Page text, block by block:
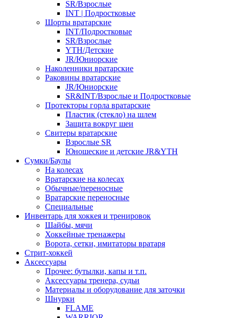
SR/Взрослые
INT | Подростковые
Шорты вратарские
INT/Подростковые
SR/Взрослые
YTH/Детские
JR/Юниорские
Наколенники вратарские
Раковины вратарские
JR/Юниорские
SR&INT/Взрослые и Подростковые
Протекторы горла вратарские
Пластик (стекло) на шлем
Защита вокруг шеи
Свитеры вратарские
Взрослые SR
Юношеские и детские JR&YTH
Сумки/Баулы
На колесах
Вратарские на колесах
Обычные/переносные
Вратарские переносные
Специальные
Инвентарь для хоккея и тренировок
Шайбы, мячи
Хоккейные тренажеры
Ворота, сетки, имитаторы вратаря
Стрит-хоккей
Аксессуары
Прочее: бутылки, капы и т.п.
Аксессуары тренера, судьи
Материалы и оборудование для заточки
Шнурки
FLAME